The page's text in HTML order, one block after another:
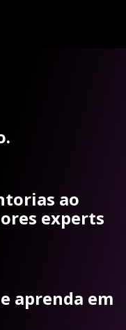
ao
experts
aprenda em